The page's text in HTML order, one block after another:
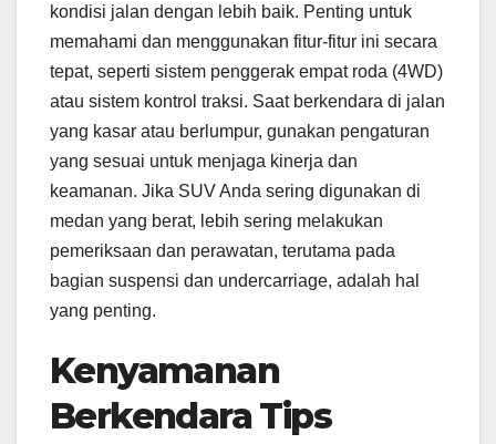
kondisi jalan dengan lebih baik. Penting untuk
memahami dan menggunakan fitur-fitur ini secara
tepat, seperti sistem penggerak empat roda (4WD)
atau sistem kontrol traksi. Saat berkendara di jalan
yang kasar atau berlumpur, gunakan pengaturan
yang sesuai untuk menjaga kinerja dan
keamanan. Jika SUV Anda sering digunakan di
medan yang berat, lebih sering melakukan
pemeriksaan dan perawatan, terutama pada
bagian suspensi dan undercarriage, adalah hal
yang penting.
Kenyamanan
Berkendara Tips